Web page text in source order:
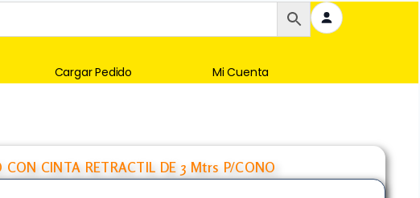
Cargar Pedido Mi Cuenta
CON CINTA RETRACTIL DE 3 Mtrs P/CONO